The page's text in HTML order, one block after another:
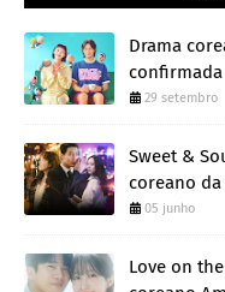
Drama
confirmada
29 setembro
Sweet &
coreano
05 junho
Love on